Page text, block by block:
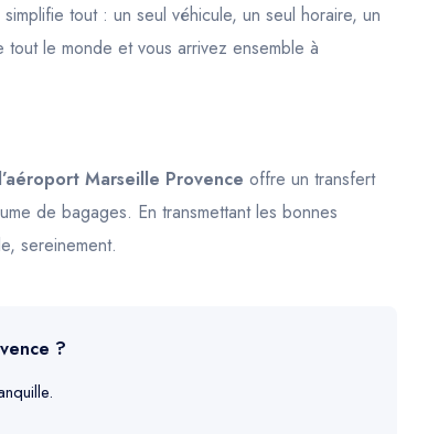
tout : un seul véhicule, un seul horaire, un
le monde et vous arrivez ensemble à
Marseille Provence offre un transfert
de bagages. En transmettant les bonnes
sereinement.
?